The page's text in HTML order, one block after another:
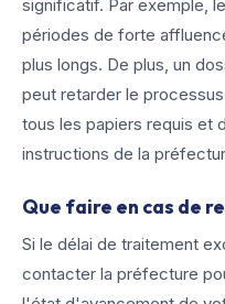
significatif. Par exemple,
périodes de forte
plus longs. De plus, un
peut retarder le
tous les papiers requis et
instructions de la
Que faire en cas de
Si le délai de traitement
contacter la préfecture